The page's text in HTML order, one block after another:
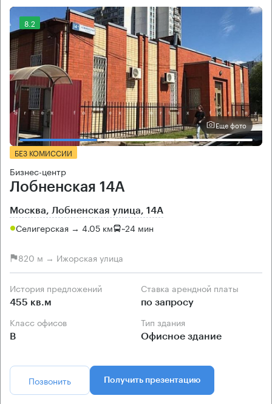
8.2
Еще фото
БЕЗ КОМИССИИ
Бизнес-центр
Лобненская 14А
Москва, Лобненская улица, 14А
Селигерская → 4.05 км ~24 мин
820 м → Ижорская улица
История предложений
455 кв.м
Ставка арендной платы
по запросу
Класс офисов
B
Тип здания
Офисное здание
Позвонить Получить презентацию